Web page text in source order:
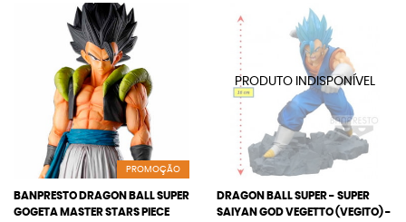
PROMOÇÃO
BANPRESTO DRAGON BALL SUPER
GOGETA MASTER STARS PIECE
DRAGON BALL SUPER - SUPER
SAIYAN GOD VEGETTO (VEGITO) -